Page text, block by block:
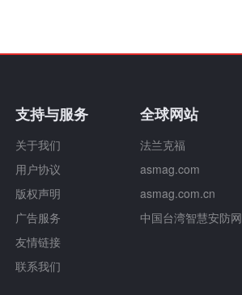
支持与服务
关于我们
用户协议
版权声明
广告服务
友情链接
联系我们
全球网站
法兰克福
asmag.com
asmag.com.cn
中国台湾智慧安防网